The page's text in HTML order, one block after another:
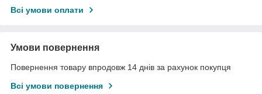
Всі умови оплати
Умови повернення
Повернення товару впродовж 14 днів за рахунок покупця
Всі умови повернення